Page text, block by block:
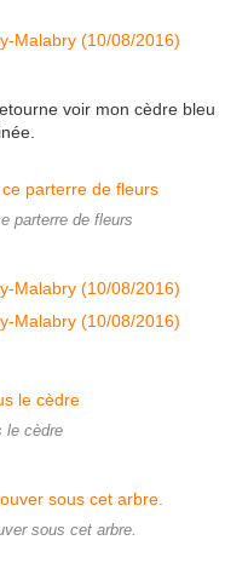
voir mon cèdre bleu
parterre de fleurs
le cèdre
sous cet arbre.